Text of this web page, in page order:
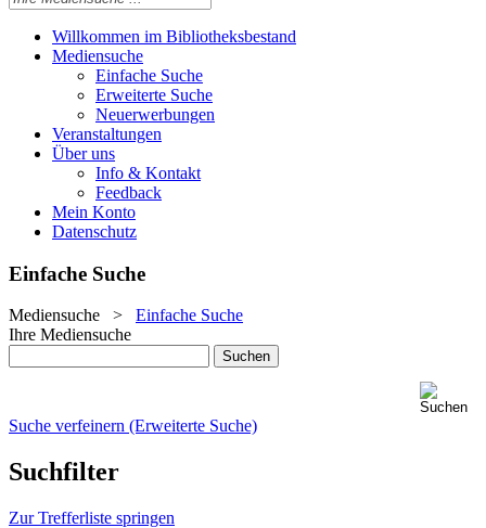
Willkommen im Bibliotheksbestand
Mediensuche
Einfache Suche
Erweiterte Suche
Neuerwerbungen
Veranstaltungen
Über uns
Info & Kontakt
Feedback
Mein Konto
Datenschutz
Einfache Suche
Mediensuche > Einfache Suche
Ihre Mediensuche
Suche verfeinern (Erweiterte Suche)
Suchfilter
Zur Trefferliste springen